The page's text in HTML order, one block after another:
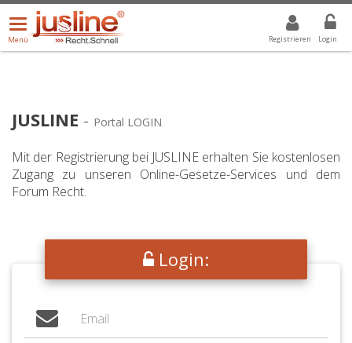
Registrieren Login
Menü
öffnen/schließen
Menü
ALLE DROPDOWN: GEWÄHLTER WERT IST ALLE
JUSLINE - Portal LOGIN
Mit der Registrierung bei JUSLINE erhalten Sie kostenlosen
Zugang zu unseren Online-Gesetze-Services und dem
Forum Recht.
Login: